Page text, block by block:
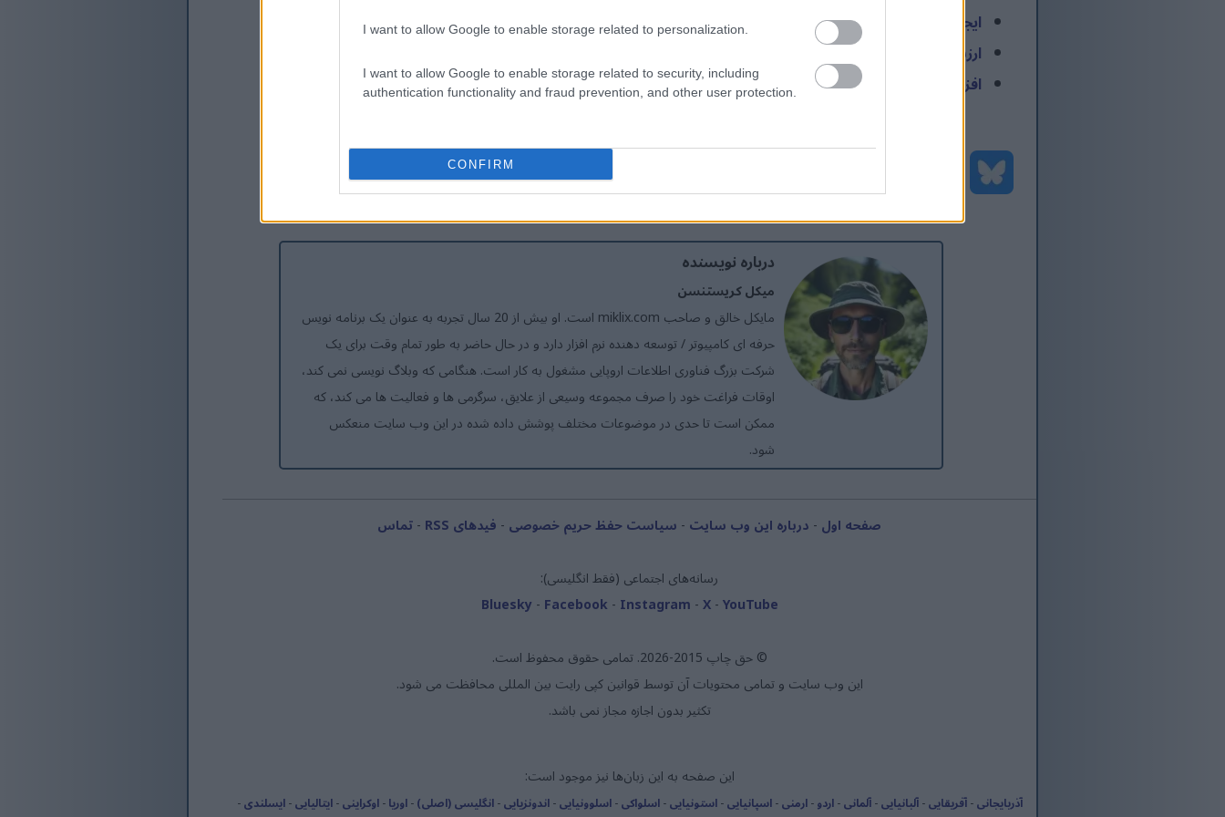
I want to allow Google to enable storage related to personalization.
I want to allow Google to enable storage related to security, including
authentication functionality and fraud prevention, and other user protection.
CONFIRM
ایجاد یک فیلد جستجو برای یک بعد مالی در Dynamics 365
ارزش ابعاد مالی را از کد X++ در Dynamics 365 به‌روزرسانی کنید
افزودن متد نمایش یا ویرایش از طریق افزونه در Dynamics 365
درباره نویسنده
میکل کریستنسن
مایکل خالق و صاحب miklix.com است. او بیش از 20 سال تجربه به عنوان یک برنامه نویس
حرفه ای کامپیوتر / توسعه دهنده نرم افزار دارد و در حال حاضر به طور تمام وقت برای یک
شرکت بزرگ فناوری اطلاعات اروپایی مشغول به کار است. هنگامی که وبلاگ نویسی نمی کند،
اوقات فراغت خود را صرف مجموعه وسیعی از علایق، سرگرمی ها و فعالیت ها می کند، که
ممکن است تا حدی در موضوعات مختلف پوشش داده شده در این وب سایت منعکس
شود.
صفحه اول - درباره این وب سایت - سیاست حفظ حریم خصوصی - فیدهای RSS -تماس
رسانه‌های اجتماعی (فقط انگلیسی):
Bluesky - Facebook - Instagram -X-YouTube
© حق چاپ 2015-2026. تمامی حقوق محفوظ است.
این وب سایت و تمامی محتویات آن توسط قوانین کپی رایت بین المللی محافظت می شود.
تکثیر بدون اجازه مجاز نمی باشد.
این صفحه به این زبان‌ها نیز موجود است:
آذربایجانی-آفریقایی-آلبانیایی-آلمانی-اردو-ارمنی-اسپانیایی-استونیایی-اسلواکی-اسلوونیایی-اندونزیایی-انگلیسی (اصلی)-اوریا-اوکراینی-ایتالیایی-ایسلندی-